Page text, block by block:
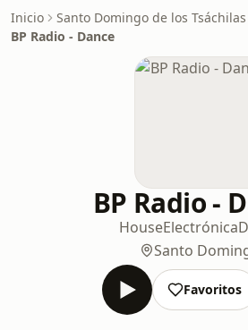
Inicio Santo Domingo de los Tsáchilas
BP Radio - Dance
BP Radio -
HouseElectrónica
Santo
Favoritos